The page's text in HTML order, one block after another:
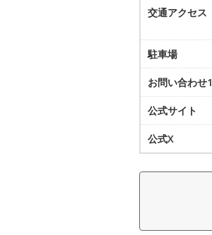
交通アクセス
駐車場
お問い合わせ1
公式サイト
公式X